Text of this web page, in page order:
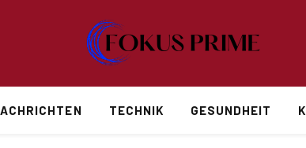
TECHNIK GESUNDHEIT